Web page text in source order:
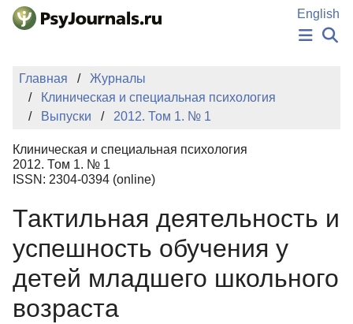
Перейти к основному содержанию
English
НОВОСТИ
АВТОРЫ
КЛЮЧЕВЫЕ СЛОВА
Регистрация
Главная
Журналы
Клиническая и специальная психология
Выпуски
2012. Том 1. № 1
Клиническая и специальная психология
2012. Том 1. № 1
ISSN: 2304-0394 (online)
Тактильная деятельность и
успешность обучения у
детей младшего школьного
возраста